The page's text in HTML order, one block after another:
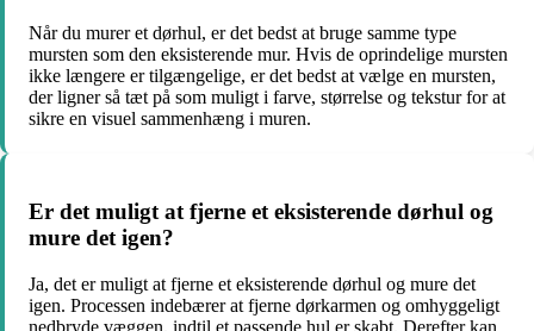
Når du murer et dørhul, er det bedst at bruge samme type
mursten som den eksisterende mur. Hvis de oprindelige mursten
ikke længere er tilgængelige, er det bedst at vælge en mursten,
der ligner så tæt på som muligt i farve, størrelse og tekstur for at
sikre en visuel sammenhæng i muren.
Er det muligt at fjerne et eksisterende dørhul og
mure det igen?
Ja, det er muligt at fjerne et eksisterende dørhul og mure det
igen. Processen indebærer at fjerne dørkarmen og omhyggeligt
nedbryde væggen, indtil et passende hul er skabt. Derefter kan